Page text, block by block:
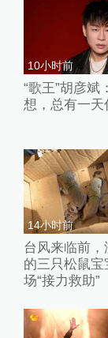
10小时前
“歌王”胡彦斌
想，总有一天
14小时前
台风来临前
的三只松鼠宝
场“接力救助”